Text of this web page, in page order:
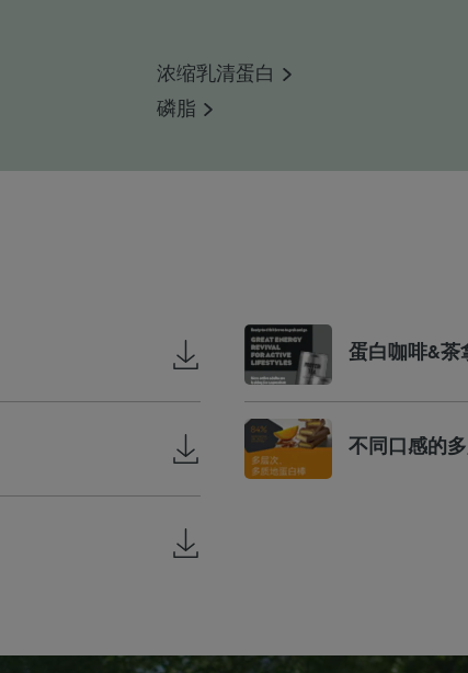
浓缩乳清蛋白
磷脂
蛋白咖啡&茶
不同口感的